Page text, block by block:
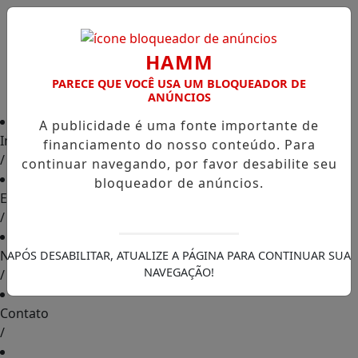
Início
/
Edições
/
Notícias
/
Contato
/
HAMM
PARECE QUE VOCÊ USA UM BLOQUEADOR DE
ANÚNCIOS
A publicidade é uma fonte importante de
financiamento do nosso conteúdo. Para
continuar navegando, por favor desabilite seu
bloqueador de anúncios.
APÓS DESABILITAR, ATUALIZE A PÁGINA PARA CONTINUAR SUA
NAVEGAÇÃO!